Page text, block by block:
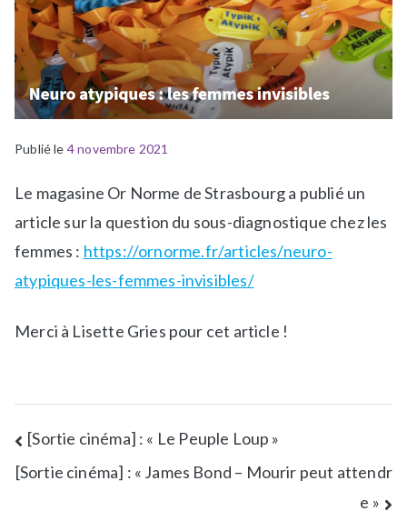
Publié le 4 novembre 2021
P
b
l
é
d
n
a
-
É
i
q
e
t
A
l
e
Le magasine Or Norme de Strasbourg a publié un
article sur la question du sous-diagnostique chez les
femmes : https://ornorme.fr/articles/neuro-
atypiques-les-femmes-invisibles/
Merci à Lisette Gries pour cet article !
[Sortie cinéma] : « Le Peuple Loup »
[Sortie cinéma] : « James Bond – Mourir peut attendr
e »